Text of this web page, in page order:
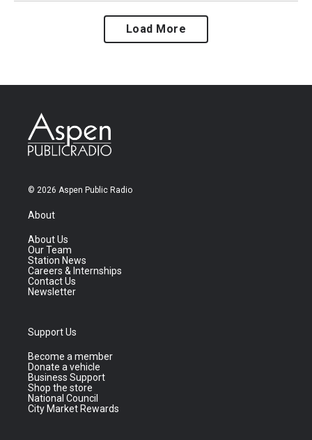
Load More
© 2026 Aspen Public Radio
About
About Us
Our Team
Station News
Careers & Internships
Contact Us
Newsletter
Support Us
Become a member
Donate a vehicle
Business Support
Shop the store
National Council
City Market Rewards